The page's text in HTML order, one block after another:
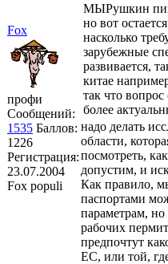
Fox
профи
Сообщений:
1535 Баллов:
1226
Регистрация:
23.07.2004
Fox populi
МЫРушкин
но вот
насколько
зарубежные
развивается,
китае
так что
более
надо делать
области,
посмотреть,
допустим, и
Как правило,
паспортами
параметрам, но
рабочих
предпочтут
ЕС, или той,